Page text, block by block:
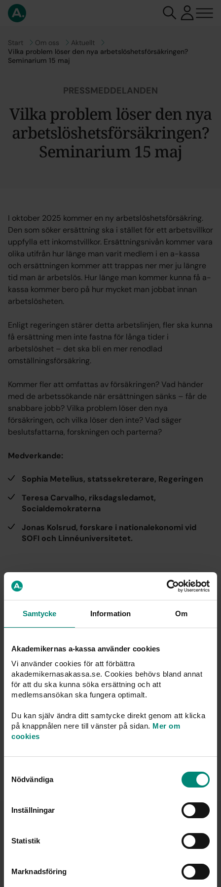
Samtycke Information Om
Akademikernas a-kassa använder cookies
Vi använder cookies för att förbättra
akademikernasakassa.se. Cookies behövs bland annat
för att du ska kunna söka ersättning och att
medlemsansökan ska fungera optimalt.
Du kan själv ändra ditt samtycke direkt genom att klicka
på knappnålen nere till vänster på sidan. Mer om
cookies
Nödvändiga
Inställningar
Statistik
Marknadsföring
Gå till
Start Gå till
Om oss Gå till
Aktuellt
Vilka problem löser den nya arbetslöshetsförsäkringen?
Seminarium 15 maj
PRESSMEDDELANDEN
Vilka problem löser den nya
arbetslöshetsförsäkringen?
Seminarium 15 maj
I oktober 2025 kommer en ny arbetslöshetsförsäkring.
Den som söker ersättning ska i stället för ett arbetsvillkor
uppfylla ett inkomstvillkor. Ersättningsnivån kommer vara
olika utifrån hur länge man varit medlem i en a-kassa
och ersättningen kommer att trappas ner mer ju längre
tid man är arbetslös. Hur länge man kommer kunna få a-
kassa kommer bero på hur mycket man jobbat innan
arbetslösheten.
Enligt regeringen stärer detta arbetslinjen, fler ska kunna
få ersättning men inte fastna för långa tider i
arbetslöshet – det ska bli en mer renodlad
omställningsförsäkring.
Kommer fler att omfattas av försäkringen? Vad händer
med de arbetssökande när ersättningen sänks – får de
snabbare jobb? Vilka problem löser den nya
försäkringen, och vilka löser den inte? Vad säger
beslutsfattarna, forskningen och parterna?
Medverkande:
Sophia Metelius, statssekreterare, Regeringen
Teresa Carvalho, riksdagsledamot,
Socialdemokraterna
Jonas Kolsrud, forskare i nationalekonomi vid
SOFI och Linnéuniversitetet.
försäkringsexpert,
Svenskt Näringsliv
Niklas Blomqvist, ekonom, LO
Magnus Berg, förhandlingschef, SACO-förbundet
DIK
GD Medlingsinstitutet samt ordförande i svenska
ILERA-föreningen.